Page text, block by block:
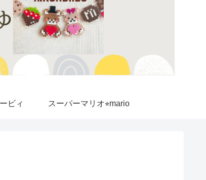
ビィ スーパーマリオ⭐︎mario